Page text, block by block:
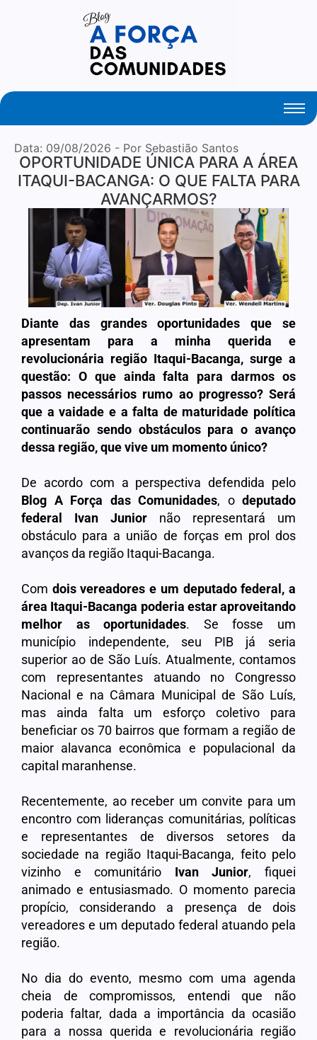
Your Daily Source of Fresh Articles
Data: 09/08/2026 - Por Sebastião Santos
OPORTUNIDADE ÚNICA PARA A ÁREA
ITAQUI-BACANGA: O QUE FALTA PARA
AVANÇARMOS?
Diante das grandes oportunidades que se
apresentam para a minha querida e
revolucionária região Itaqui-Bacanga, surge a
questão: O que ainda falta para darmos os
passos necessários rumo ao progresso? Será
que a vaidade e a falta de maturidade política
continuarão sendo obstáculos para o avanço
dessa região, que vive um momento único?
De acordo com a perspectiva defendida pelo
Blog A Força das Comunidades, o deputado
federal Ivan Junior não representará um
obstáculo para a união de forças em prol dos
avanços da região Itaqui-Bacanga.
Com dois vereadores e um deputado federal, a
área Itaqui-Bacanga poderia estar aproveitando
melhor as oportunidades. Se fosse um
município independente, seu PIB já seria
superior ao de São Luís. Atualmente, contamos
com representantes atuando no Congresso
Nacional e na Câmara Municipal de São Luís,
mas ainda falta um esforço coletivo para
beneficiar os 70 bairros que formam a região de
maior alavanca econômica e populacional da
capital maranhense.
Recentemente, ao receber um convite para um
encontro com lideranças comunitárias, políticas
e representantes de diversos setores da
sociedade na região Itaqui-Bacanga, feito pelo
vizinho e comunitário Ivan Junior, fiquei
animado e entusiasmado. O momento parecia
propício, considerando a presença de dois
vereadores e um deputado federal atuando pela
região.
No dia do evento, mesmo com uma agenda
cheia de compromissos, entendi que não
poderia faltar, dada a importância da ocasião
para a nossa querida e revolucionária região